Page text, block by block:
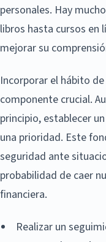
personales. Hay
libros hasta cursos en
mejorar su
Incorporar el hábito
componente crucial.
principio, establecer
una prioridad. Este
seguridad ante
probabilidad de caer
financiera.
Realizar un